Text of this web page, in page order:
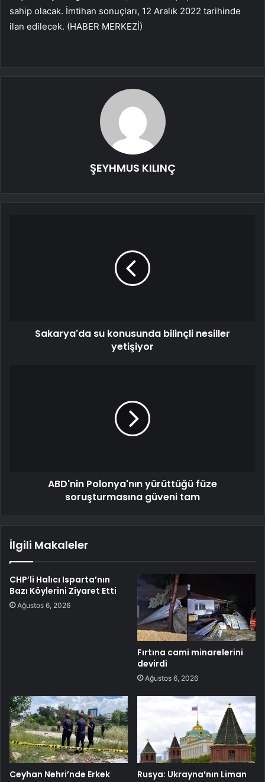
sahip olacak. İmtihan sonuçları, 12 Aralık 2022 tarihinde
ilan edilecek. (HABER MERKEZİ)
ŞEYHMUS KILINÇ
Sakarya'da su konusunda bilinçli nesiller
yetişiyor
ABD'nin Polonya'nın yürüttüğü füze
soruşturmasına güveni tam
İlgili Makaleler
CHP’li Halıcı Isparta’nın
Bazı Köylerini Ziyaret Etti
Ağustos 6, 2026
Fırtına cami minarelerini
devirdi
Ağustos 6, 2026
Ceyhan Nehri’nde Erkek
Rusya: Ukrayna’nın Liman